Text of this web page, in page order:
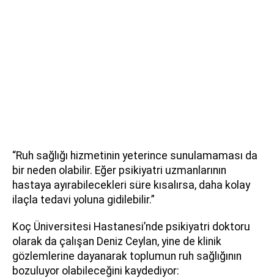
“Ruh sağlığı hizmetinin yeterince sunulamaması da
bir neden olabilir. Eğer psikiyatri uzmanlarının
hastaya ayırabilecekleri süre kısalırsa, daha kolay
ilaçla tedavi yoluna gidilebilir.”
Koç Üniversitesi Hastanesi’nde psikiyatri doktoru
olarak da çalışan Deniz Ceylan, yine de klinik
gözlemlerine dayanarak toplumun ruh sağlığının
bozuluyor olabileceğini kaydediyor: